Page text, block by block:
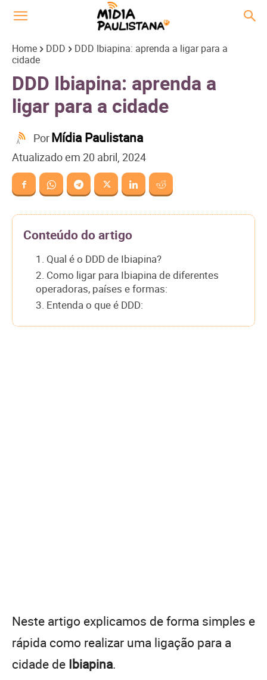
Home DDD
DDD Ibiapina: aprenda a ligar para a
cidade
DDD Ibiapina: aprenda a
ligar para a cidade
PorMídia Paulistana
Atualizado em 20 abril, 2024
Conteúdo do artigo
1. Qual é o DDD de Ibiapina?
2. Como ligar para Ibiapina de diferentes
operadoras, países e formas:
3. Entenda o que é DDD:
Neste artigo explicamos de forma simples e
rápida como realizar uma ligação para a
cidade de Ibiapina.